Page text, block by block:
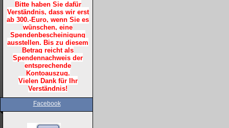
Bitte haben Sie dafür
Verständnis, dass wir erst
ab 300.-Euro, wenn Sie es
wünschen, eine
Spendenbescheinigung
ausstellen. Bis zu diesem
Betrag reicht als
Spendennachweis der
entsprechende
Kontoauszug.
Vielen Dank für Ihr
Verständnis!
Facebook